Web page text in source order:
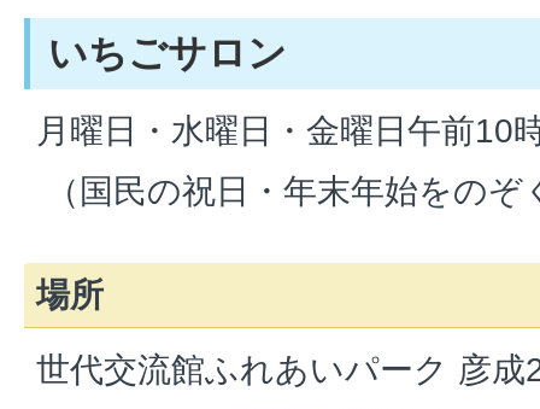
いちごサロン
月曜日・水曜日・金曜日午前10
（国民の祝日・年末年始をのぞ
場所
世代交流館ふれあいパーク 彦成